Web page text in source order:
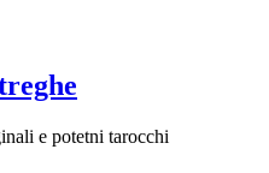
e potetni tarocchi